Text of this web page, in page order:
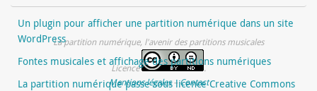
Un plugin pour afficher une partition numérique dans un site
WordPress
Fontes musicales et affichage des partitions numériques
La partition numérique passe sous licence Creative Commons
La partition numérique, l'avenir des partitions musicales
Licence
.
Mentions légales–Contact